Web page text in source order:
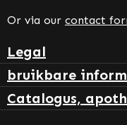
Or via our contact
Legal
bruikbare
Catalogus,